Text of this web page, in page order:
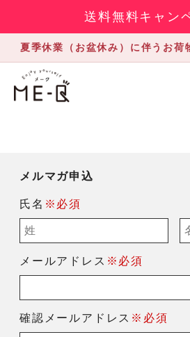
送料無料キャン
夏季休業（お盆休み）に伴うお
メルマガ申込
氏名 ※必須
メールアドレス ※必須
確認メールアドレス ※必須